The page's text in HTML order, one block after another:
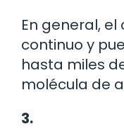
En general,
continuo y
hasta miles
molécula de
3.